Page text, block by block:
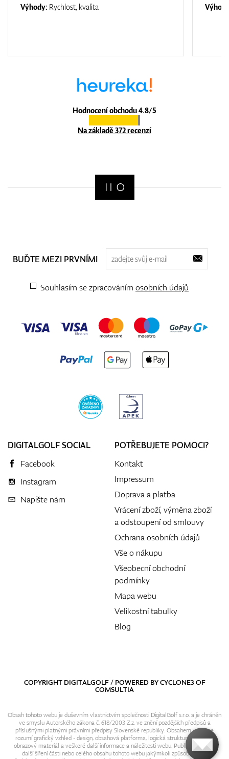
Hodnocení obchodu 4.8/5
Na základě 372 recenzí
Výhody: Rychlost, kvalita
BUĎTE MEZI PRVNÍMI
Souhlasím se zpracováním osobních údajů
DIGITALGOLF SOCIAL
Facebook
Instagram
Napište nám
POTŘEBUJETE POMOCI?
Kontakt
Impressum
Doprava a platba
Vrácení zboží, výměna zboží
a odstoupení od smlouvy
Ochrana osobních údajů
Vše o nákupu
Všeobecní obchodní
podmínky
Mapa webu
Velikostní tabulky
Blog
COPYRIGHT DIGITALGOLF / POWERED BYCYCLONE3OF
COMSULTIA
Obsah tohoto webu je duševním vlastnictvím společnosti DigitalGolf s.r.o. a je chráněn
ve smyslu Autorského zákona č. 618/2003 Z.z. ve znění pozdějších předpisů a
příslušnými platnými právními předpisy Slovenské republiky. Obsahem webu se
rozumí grafický vzhled - design, obsahová platforma, logická struktura, textový i
obrazový materiál a veškeré další informace a náležitosti webu. Publikování resp.
další šíření části nebo celého obsahu tohoto webu jakýmkoli způsobem bez